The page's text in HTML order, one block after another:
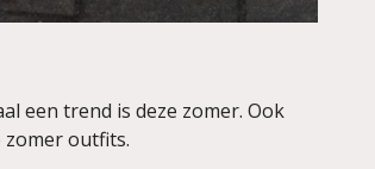
een trend is deze zomer. Ook
zomer outfits.